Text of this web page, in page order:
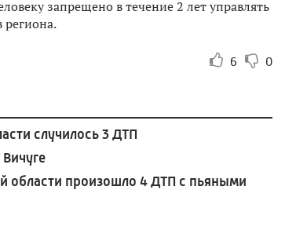
запрещено в течение 2 лет управлять
региона.
6 0
случилось 3 ДТП
произошло 4 ДТП с пьяными